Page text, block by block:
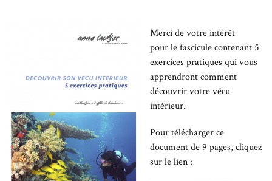
Merci de votre intérêt
pour le fascicule contenant 5
exercices pratiques qui vous
apprendront comment
découvrir votre vécu
intérieur.
Pour télécharger ce
document de 9 pages, cliquez
sur le lien :